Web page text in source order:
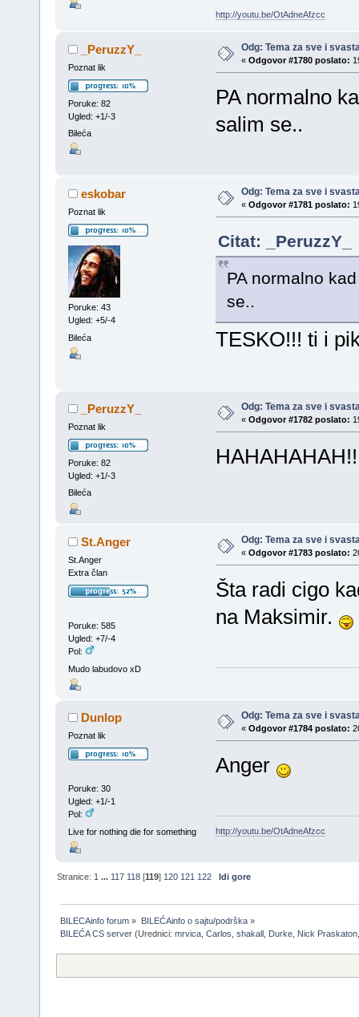
http://youtu.be/OtAdneAfzcc
_PeruzzY_
Poznat lik
Poruke: 82
Ugled: +1/-3
Bileća
Odg: Tema za sve i
« Odgovor #1780 poslato:
PA normalno
salim se..
eskobar
Poznat lik
Poruke: 43
Ugled: +5/-4
Bileća
Odg: Tema za sve i
« Odgovor #1781 poslato:
Citat: _PeruzzY_
PA normalno
se..
TESKO!!! ti i
_PeruzzY_
Poznat lik
Poruke: 82
Ugled: +1/-3
Bileća
Odg: Tema za sve i
« Odgovor #1782 poslato:
St.Anger
St.Anger
Extra član
Poruke: 585
Ugled: +7/-4
Pol:
Mudo labudovo xD
Odg: Tema za sve i
« Odgovor #1783 poslato:
Šta radi cigo
na Maksimir.
Dunlop
Poznat lik
Poruke: 30
Ugled: +1/-1
Pol:
Live for nothing die for something
Odg: Tema za sve i
« Odgovor #1784 poslato:
Anger
http://youtu.be/OtAdneAfzcc
Stranice: 1 ... 117 118 [119] 120 121 122 Idi gore
BILECAinfo forum » BILEĆAinfo o sajtu/podrška»
BILEĆA CS server (Urednici:mrvica ,Carlos ,shakall Durke Nick Praskaton